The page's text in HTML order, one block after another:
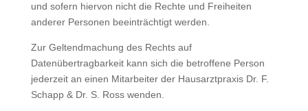
und sofern hiervon nicht die Rechte und Freiheiten
anderer Personen beeinträchtigt werden.
Zur Geltendmachung des Rechts auf
Datenübertragbarkeit kann sich die betroffene Person
jederzeit an einen Mitarbeiter der Hausarztpraxis Dr. F.
Schapp & Dr. S. Ross wenden.